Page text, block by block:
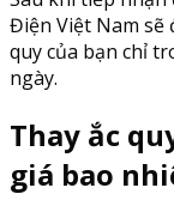
Điện Việt Nam sẽ
quy của bạn chỉ
ngày.
Thay ắc
giá bao